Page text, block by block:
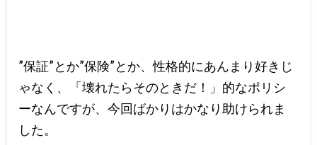
”保証”とか”保険”とか、性格的にあんまり好きじ
ゃなく、「壊れたらそのときだ！」的なポリシ
ーなんですが、今回ばかりはかなり助けられま
した。